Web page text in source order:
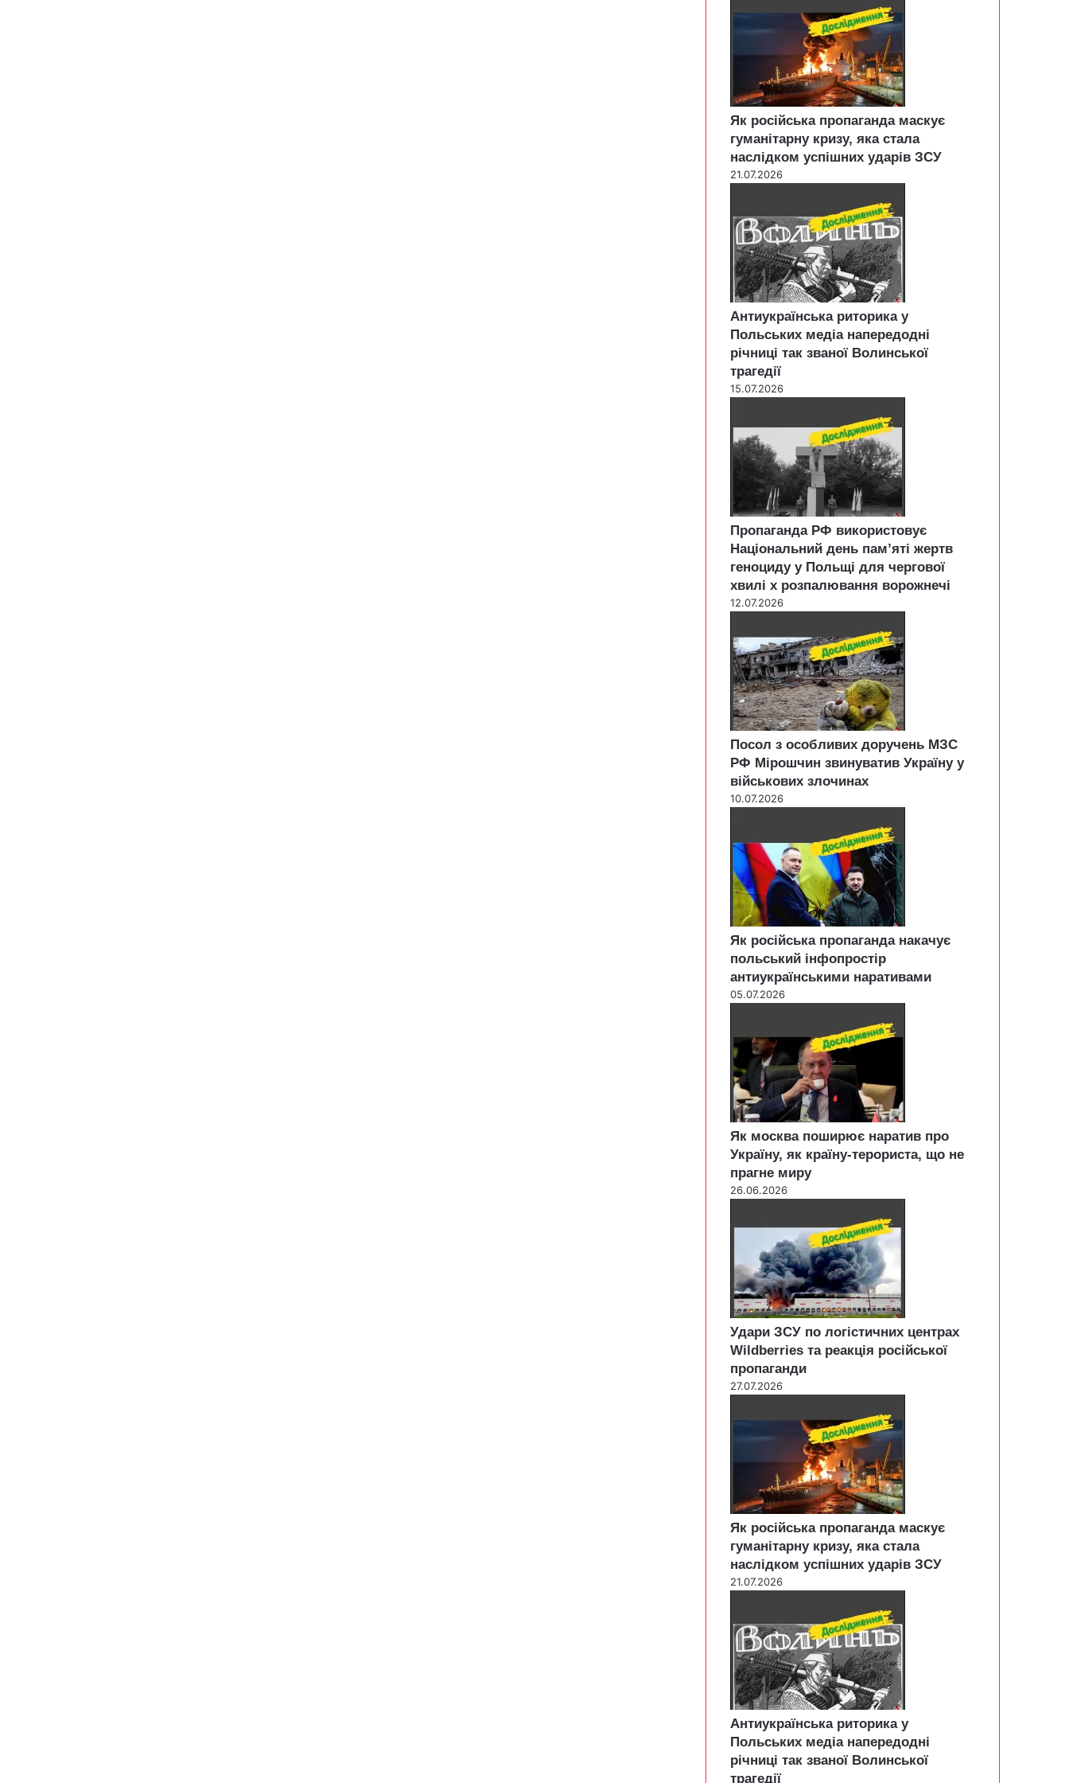
Як російська пропаганда маскує
гуманітарну кризу, яка стала
наслідком успішних ударів ЗСУ
21.07.2026
Антиукраїнська риторика у
Польських медіа напередодні
річниці так званої Волинської
трагедії
15.07.2026
Пропаганда РФ використовує
Національний день пам’яті жертв
геноциду у Польщі для чергової
хвилі х розпалювання ворожнечі
12.07.2026
Посол з особливих доручень МЗС
РФ Мірошчин звинуватив Україну у
військових злочинах
10.07.2026
Як російська пропаганда накачує
польський інфопростір
антиукраїнськими наративами
05.07.2026
Як москва поширює наратив про
Україну, як країну-терориста, що не
прагне миру
26.06.2026
Удари ЗСУ по логістичних центрах
Wildberries та реакція російської
пропаганди
27.07.2026
Як російська пропаганда маскує
гуманітарну кризу, яка стала
наслідком успішних ударів ЗСУ
21.07.2026
Антиукраїнська риторика у
Польських медіа напередодні
річниці так званої Волинської
трагедії